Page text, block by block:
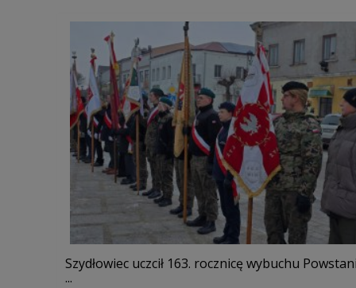
Szydłowiec uczcił 163. rocznicę wybuchu
...